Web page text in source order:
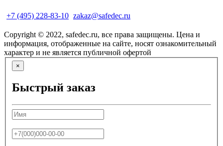
+7 (495) 228-83-10 zakaz@safedec.ru
Copyright © 2022, safedec.ru, все права защищены. Цена и
информация, отображенные на сайте, носят ознакомительный
характер и не является публичной офертой
×
Быстрый заказ